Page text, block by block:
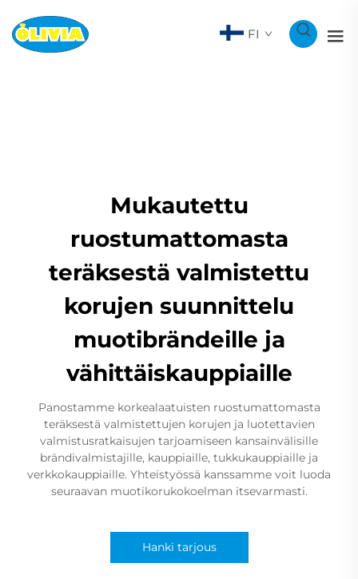
FI
Mukautettu
ruostumattomasta
teräksestä valmistettu
korujen suunnittelu
muotibrändeille ja
vähittäiskauppiaille
Panostamme korkealaatuisten ruostumattomasta
teräksestä valmistettujen korujen ja luotettavien
valmistusratkaisujen tarjoamiseen kansainvälisille
brändivalmistajille, kauppiaille, tukkukauppiaille ja
verkkokauppiaille. Yhteistyössä kanssamme voit luoda
seuraavan muotikorukokoelman itsevarmasti.
Hanki tarjous